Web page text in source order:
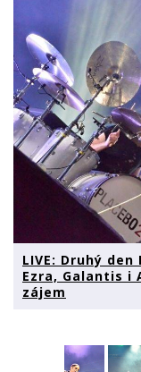
LIVE: Druhý
Ezra, Galantis i
zájem